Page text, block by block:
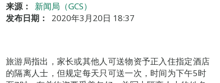
来源：
新闻局（GCS）
发布日期：
2020年3月20日 18:37
旅游局指出，家长或其他人可送物资予正入住指定酒店
的隔离人士，但规定每天只可送一次，时间为下午5时